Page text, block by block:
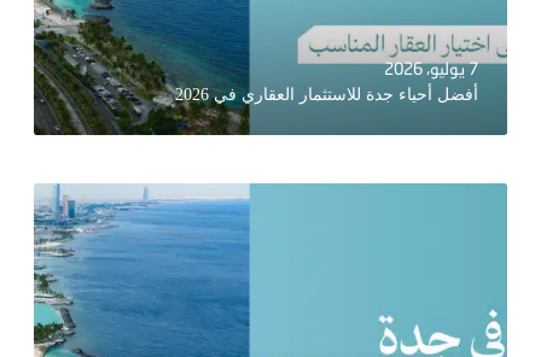
7 يوليو، 2026
أفضل أحياء جدة للاستثمار العقاري في 2026